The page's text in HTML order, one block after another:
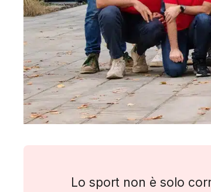
Lo sport non è solo